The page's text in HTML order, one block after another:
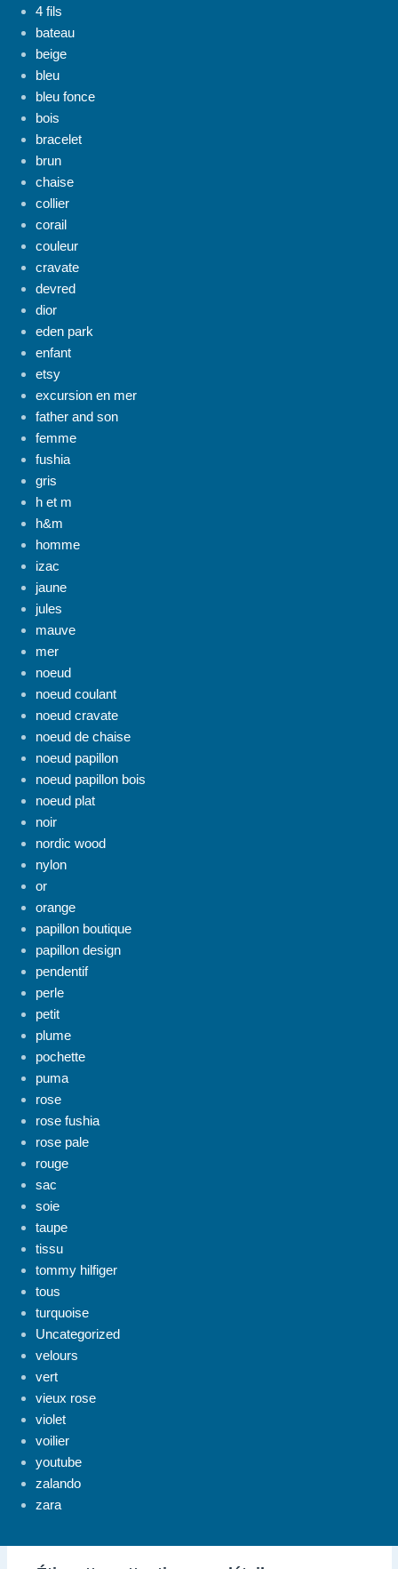
4 fils
bateau
beige
bleu
bleu fonce
bois
bracelet
brun
chaise
collier
corail
couleur
cravate
devred
dior
eden park
enfant
etsy
excursion en mer
father and son
femme
fushia
gris
h et m
h&m
homme
izac
jaune
jules
mauve
mer
noeud
noeud coulant
noeud cravate
noeud de chaise
noeud papillon
noeud papillon bois
noeud plat
noir
nordic wood
nylon
or
orange
papillon boutique
papillon design
pendentif
perle
petit
plume
pochette
puma
rose
rose fushia
rose pale
rouge
sac
soie
taupe
tissu
tommy hilfiger
tous
turquoise
Uncategorized
velours
vert
vieux rose
violet
voilier
youtube
zalando
zara